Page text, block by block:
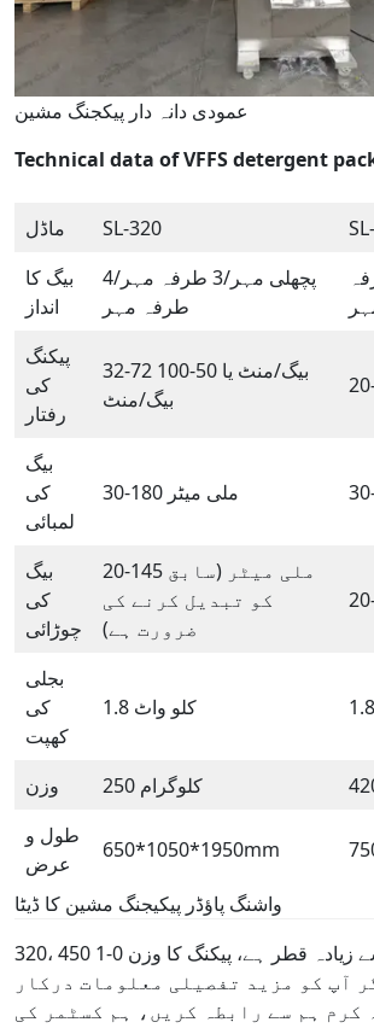
عمودی دانہ دار پیکجنگ مشین
Technical data of VFFS detergent
ماڈل SL-320
بیگ کا
انداز
پچھلی مہر/3 طرفہ مہر/4
طرفہ مہر
طرفہ
پیکنگ
کی
رفتار
32-72 بیگ/منٹ یا 50-100
بیگ/منٹ
بیگ
کی
لمبائی
30-180 ملی میٹر
بیگ
کی
چوڑائی
20-145 ملی میٹر (سابق
کو تبدیل کرنے کی
ضرورت ہے)
بجلی
کی
کھپت
1.8 کلو واٹ
وزن 250 کلوگرام
طول و
عرض
650*1050*1950mm
واشنگ پاؤڈر پیکیجنگ مشین کا ڈیٹا
320، 450 رولڈ فلم کا زیادہ سے زیادہ قطر ہے، پیکنگ کا وزن 0-1
آپ کو مزید تفصیلی معلومات درکار
کرم ہم سے رابطہ کریں، ہم کسٹمر کی